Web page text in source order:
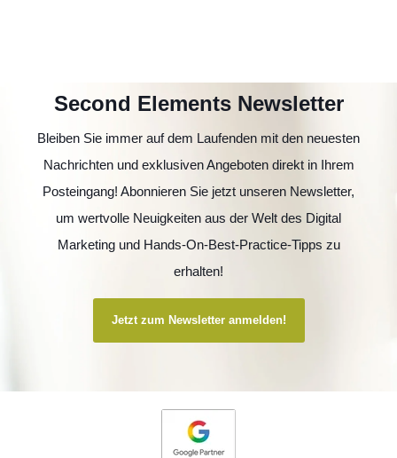
Second Elements Newsletter
Bleiben Sie immer auf dem Laufenden mit den neuesten
Nachrichten und exklusiven Angeboten direkt in Ihrem
Posteingang! Abonnieren Sie jetzt unseren Newsletter,
um wertvolle Neuigkeiten aus der Welt des Digital
Marketing und Hands-On-Best-Practice-Tipps zu
erhalten!
Jetzt zum Newsletter anmelden!